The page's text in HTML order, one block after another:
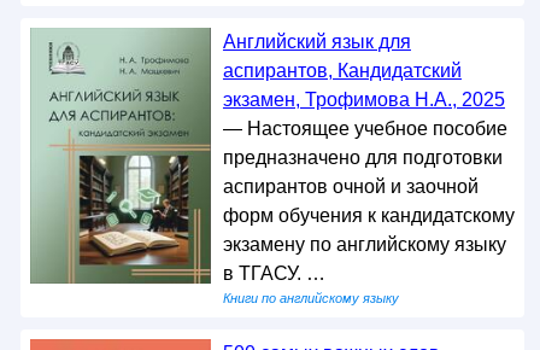
Английский язык для
аспирантов, Кандидатский
экзамен, Трофимова Н.А., 2025
— Настоящее учебное пособие
предназначено для подготовки
аспирантов очной и заочной
форм обучения к кандидатскому
экзамену по английскому языку
в ТГАСУ. …
Книги по английскому языку